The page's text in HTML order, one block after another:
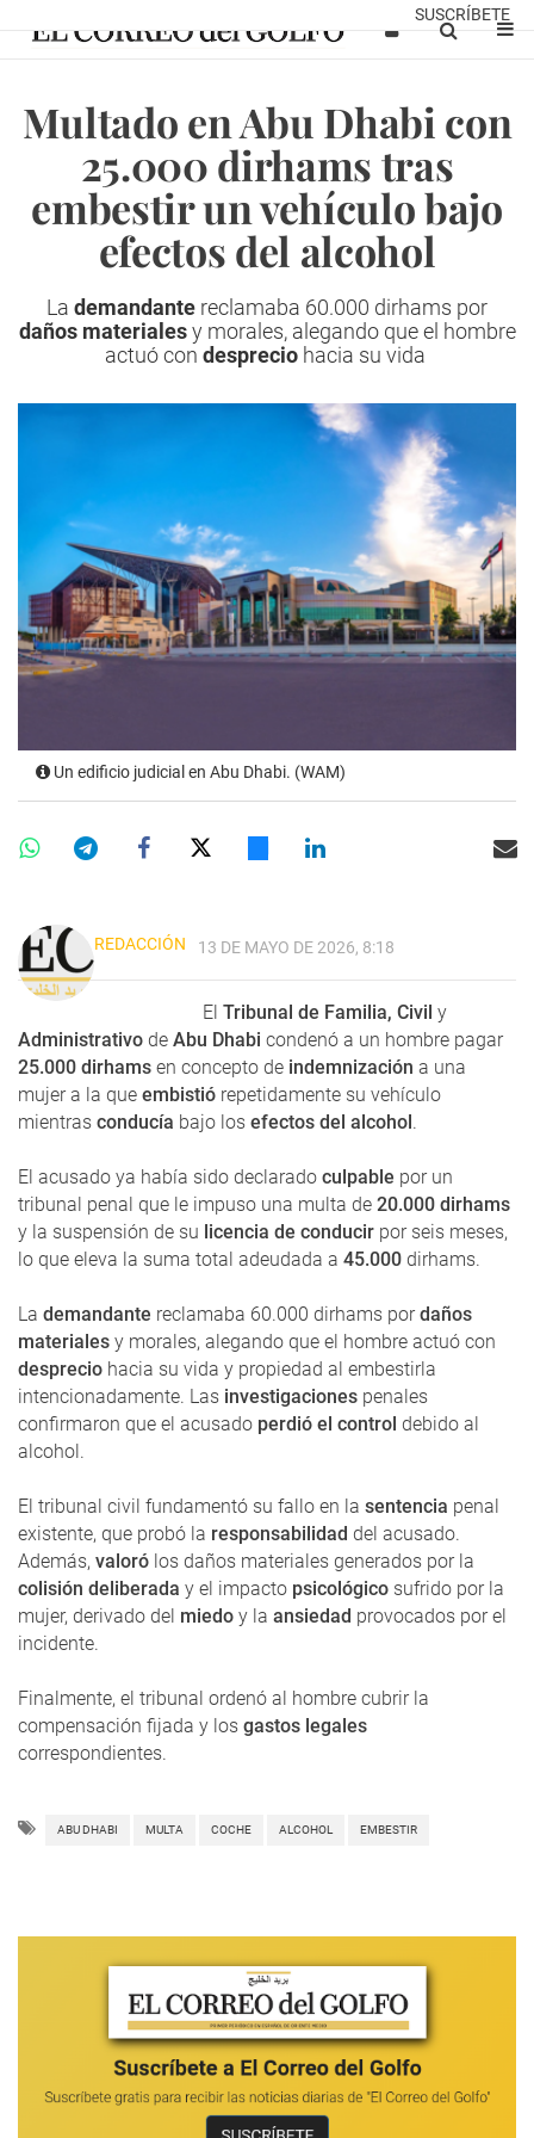
SUSCRÍBETE
Multado en Abu Dhabi con
25.000 dirhams tras
embestir un vehículo bajo
efectos del alcohol
La demandante reclamaba 60.000 dirhams por
daños materialesy morales, alegando que el hombre
actuó con despreciohacia su vida
Un edificio judicial en Abu Dhabi. (WAM)
REDACCIÓN 13 DE MAYO DE 2026, 8:18
El Tribunal de Familia, Civil y
Administrativo de Abu Dhabi condenó a un hombre pagar
25.000 dirhams en concepto de indemnización a una
mujer a la que embistió repetidamente su vehículo
mientras conducía bajo los efectos del alcohol.
El acusado ya había sido declarado culpable por un
tribunal penal que le impuso una multa de 20.000 dirhams
y la suspensión de su licencia de conducir por seis meses,
lo que eleva la suma total adeudada a 45.000 dirhams.
La demandante reclamaba 60.000 dirhams pordaños
materiales y morales, alegando que el hombre actuó con
desprecio hacia su vida y propiedad al embestirla
intencionadamente. Las investigaciones penales
confirmaron que el acusado perdió el control debido al
alcohol.
El tribunal civil fundamentó su fallo en la sentencia penal
existente, que probó la responsabilidad del acusado.
Además, valoró los daños materiales generados por la
colisión deliberada y el impacto psicológico sufrido por la
mujer, derivado del miedo y la ansiedad provocados por el
incidente.
Finalmente, el tribunal ordenó al hombre cubrir la
compensación fijada y los gastos legales
correspondientes.
ABU DHABI MULTA COCHE ALCOHOL EMBESTIR